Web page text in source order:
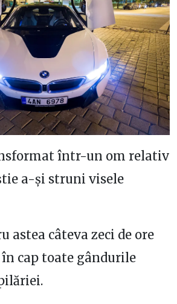
într-un om relativ
a-și struni visele
astea câteva zeci de ore
cap toate gândurile